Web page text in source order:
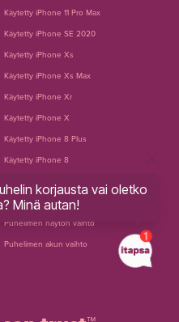
Käytetty iPhone 11 Pro Max
Käytetty iPhone SE 2020
Käytetty iPhone Xs
Käytetty iPhone Xs Max
Käytetty iPhone Xr
Käytetty iPhone X
Käytetty iPhone 8 Plus
Käytetty iPhone 8
Käytetty iPhone 7
Puhelimen näytön vaihto
Puhelimen akun vaihto
korjausta vai oletko
Minä autan!